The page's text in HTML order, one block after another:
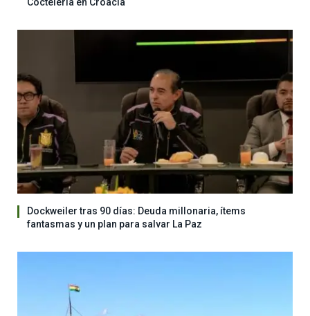
Dockweiler tras 90 días: Deuda millonaria, ítems
fantasmas y un plan para salvar La Paz